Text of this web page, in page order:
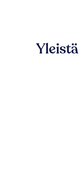
Yleistä